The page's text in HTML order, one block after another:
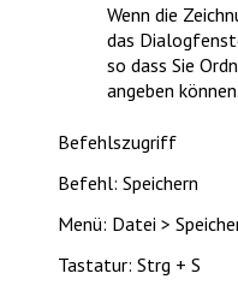
Wenn die
das
so dass Sie
angeben können.
Befehlszugriff
Befehl: Speichern
Menü: Datei >
Tastatur: Strg + S